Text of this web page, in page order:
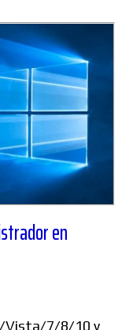
en
Vista/7/8/10 y